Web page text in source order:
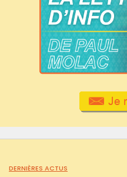
DERNIÈRES ACTUS